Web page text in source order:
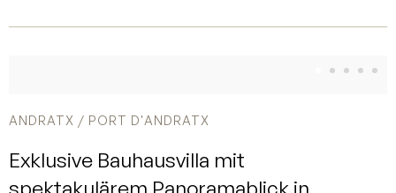
ANDRATX / PORT D'ANDRATX
Exklusive Bauhausvilla mit